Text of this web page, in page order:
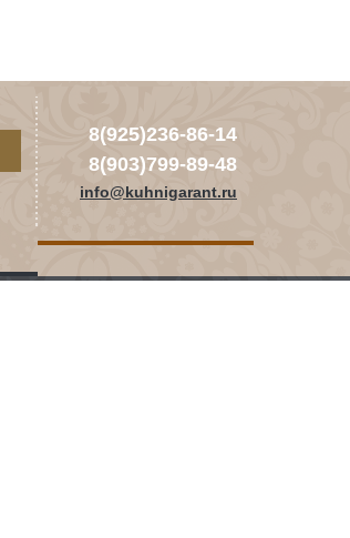
8(925)236-86-14
8(903)799-89-48
info@kuhnigarant.ru